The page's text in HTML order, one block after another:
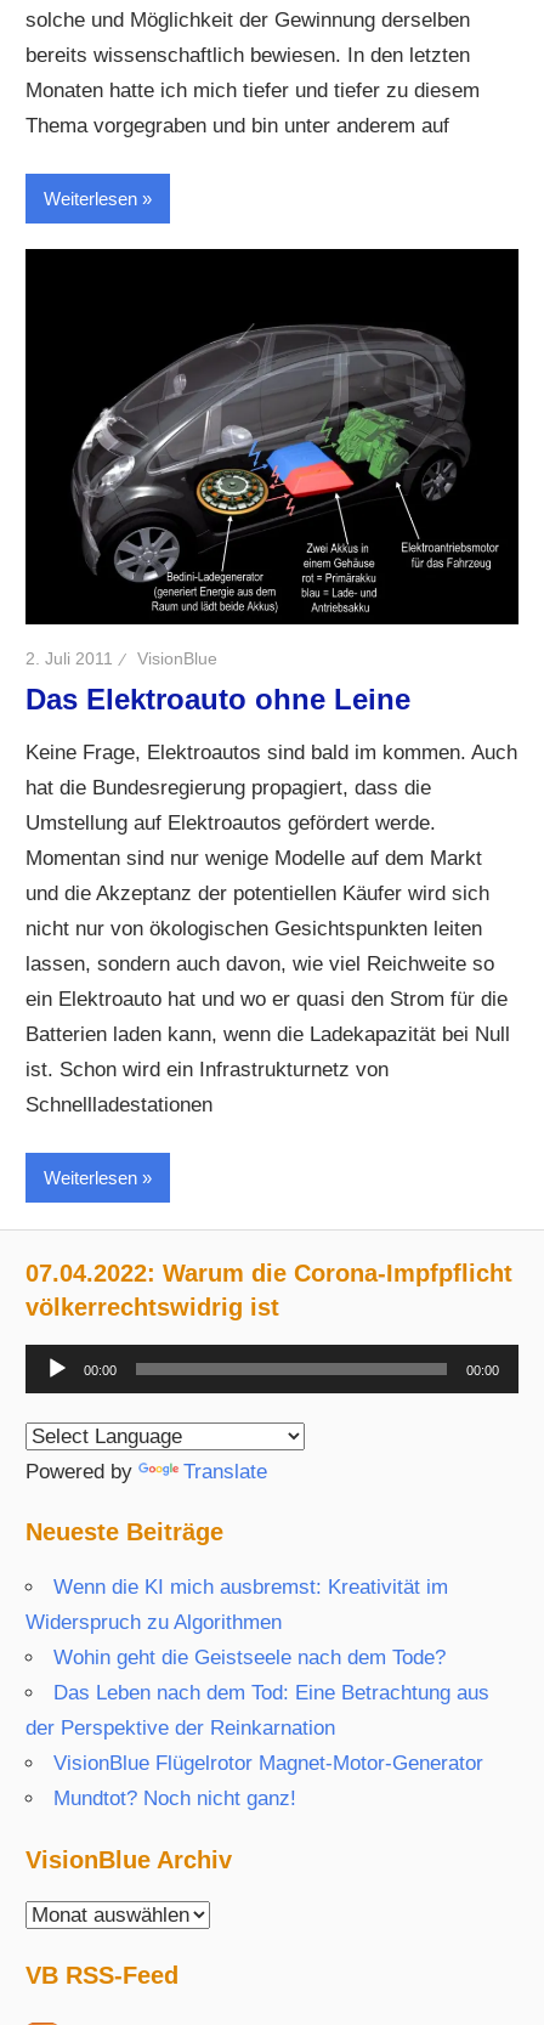
solche und Möglichkeit der Gewinnung derselben
bereits wissenschaftlich bewiesen. In den letzten
Monaten hatte ich mich tiefer und tiefer zu diesem
Thema vorgegraben und bin unter anderem auf
Weiterlesen
2. Juli 2011 VisionBlue
Das Elektroauto ohne Leine
Keine Frage, Elektroautos sind bald im kommen. Auch
hat die Bundesregierung propagiert, dass die
Umstellung auf Elektroautos gefördert werde.
Momentan sind nur wenige Modelle auf dem Markt
und die Akzeptanz der potentiellen Käufer wird sich
nicht nur von ökologischen Gesichtspunkten leiten
lassen, sondern auch davon, wie viel Reichweite so
ein Elektroauto hat und wo er quasi den Strom für die
Batterien laden kann, wenn die Ladekapazität bei Null
ist. Schon wird ein Infrastrukturnetz von
Schnellladestationen
Weiterlesen
07.04.2022: Warum die Corona-Impfpflicht
völkerrechtswidrig ist
Audio-
Player
00:00 00:00
Powered by Translate
Neueste Beiträge
Wenn die KI mich ausbremst: Kreativität im
Widerspruch zu Algorithmen
Wohin geht die Geistseele nach dem Tode?
Das Leben nach dem Tod: Eine Betrachtung aus
der Perspektive der Reinkarnation
VisionBlue Flügelrotor Magnet-Motor-Generator
Mundtot? Noch nicht ganz!
VisionBlue Archiv
VisionBlue
VB RSS-Feed